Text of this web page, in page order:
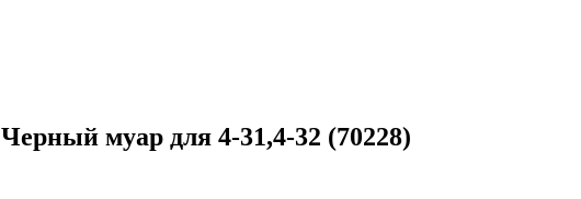
муар для 4-31,4-32 (70228)